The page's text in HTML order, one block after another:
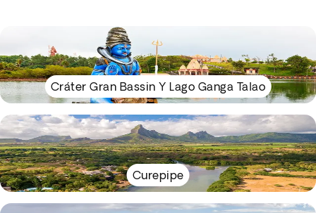
Cráter Gran Bassin Y Lago Ganga Talao
Curepipe